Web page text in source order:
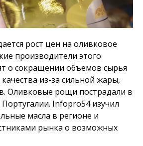
рост цен на оливковое
производители этого
о сокращении объемов сырья
из-за сильной жары,
Оливковые рощи пострадали в
Infopro54изучил
масла в регионе и
рынка о возможных